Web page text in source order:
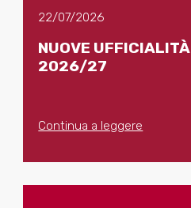
22/07/2026
NUOVE
2026/27
Continua a leggere